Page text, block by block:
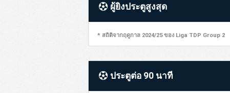
ผู้ยิงประตูสูงสุด
* สถิติจากฤดูกาล 2024/25 ของ Liga TDP Group 2
ประตูต่อ 90 นาที